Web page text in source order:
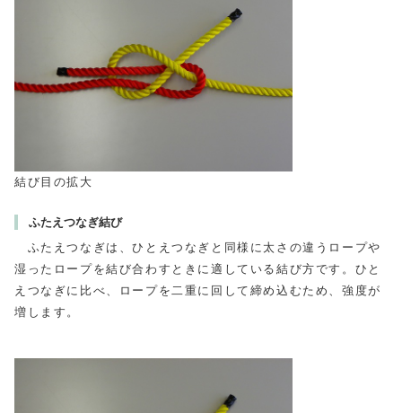
結び目の拡大
ふたえつなぎ結び
ふたえつなぎは、ひとえつなぎと同様に太さの違うロープや
湿ったロープを結び合わすときに適している結び方です。ひと
えつなぎに比べ、ロープを二重に回して締め込むため、強度が
増します。